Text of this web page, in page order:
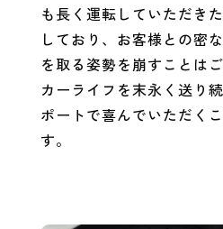
も長く運転していただき
しており、お客様との密
を取る姿勢を崩すことは
カーライフを末永く送り
ポートで喜んでいただく
す。